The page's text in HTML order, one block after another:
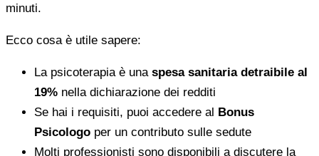
minuti.
Ecco cosa è utile sapere:
La psicoterapia è una spesa sanitaria detraibile al
19% nella dichiarazione dei redditi
Se hai i requisiti, puoi accedere al Bonus
Psicologo per un contributo sulle sedute
Molti professionisti sono disponibili a discutere la